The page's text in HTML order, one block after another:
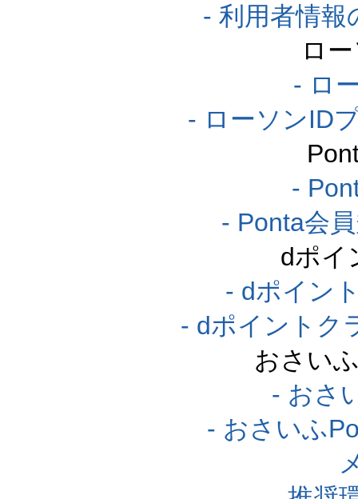
- 利用者情報
ロ
- ロ
- ローソンID
-
- Ponta会
dポイ
- dポイン
- dポイントク
おさい
- おさ
- おさいふ